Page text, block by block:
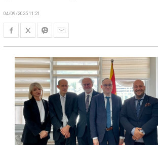
04/09/2025 11:21